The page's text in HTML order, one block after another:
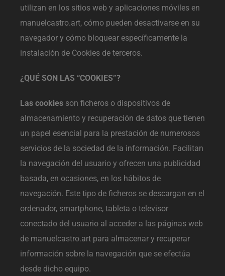
utilizan en los sitios web y aplicaciones móviles en
manuelcastro.art, cómo pueden desactivarse en su
navegador y cómo bloquear específicamente la
instalación de Cookies de terceros.
¿QUÉ SON LAS “COOKIES”?
Las cookies son ficheros o dispositivos de
almacenamiento y recuperación de datos que tienen
un papel esencial para la prestación de numerosos
servicios de la sociedad de la información. Facilitan
la navegación del usuario y ofrecen una publicidad
basada, en ocasiones, en los hábitos de
navegación. Este tipo de ficheros se descargan en el
ordenador, smartphone, tableta o televisor
conectado del usuario al acceder a las páginas web
de manuelcastro.art para almacenar y recuperar
información sobre la navegación que se efectúa
desde dicho equipo.